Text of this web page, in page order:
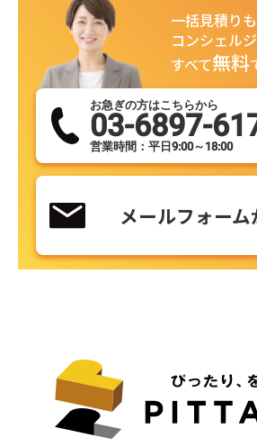
一括見積り
コンシェルジ
すべて無料
お急ぎの方はこちらから
03-6897-
営業時間：平日9:00～18:00
メールフォー